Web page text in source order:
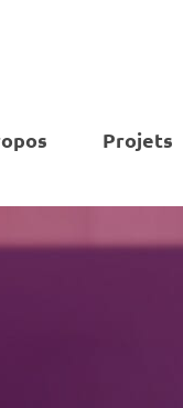
Projets